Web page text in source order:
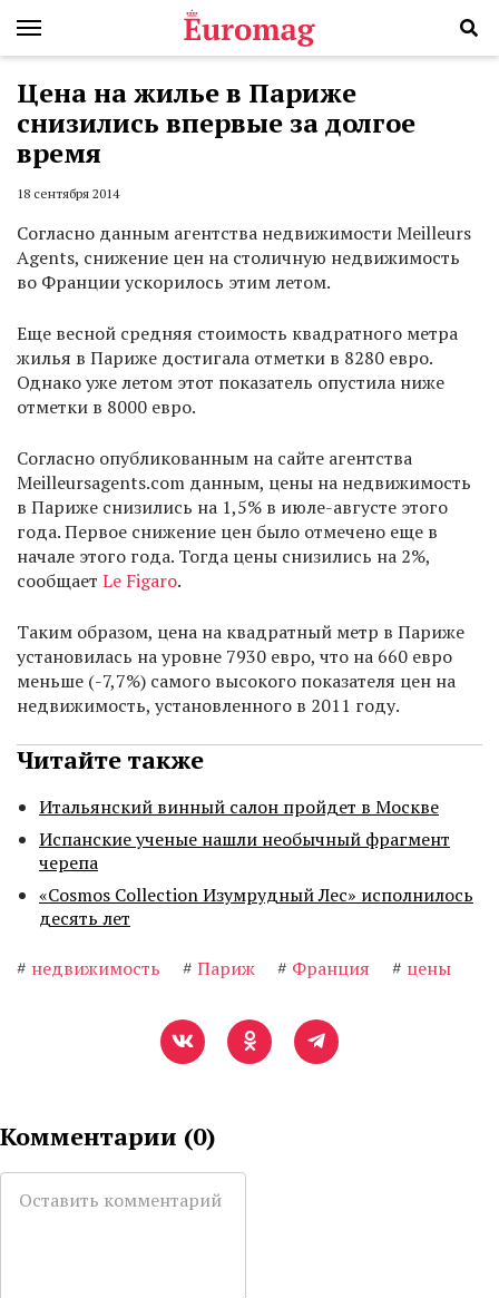
Цена на жилье в Париже
снизились впервые за долгое
время
18 сентября 2014
Согласно данным агентства недвижимости Meilleurs
Аgents, снижение цен на столичную недвижимость
во Франции ускорилось этим летом.
Еще весной средняя стоимость квадратного метра
жилья в Париже достигала отметки в 8280 евро.
Однако уже летом этот показатель опустила ниже
отметки в 8000 евро.
Согласно опубликованным на сайте агентства
Meilleursagents.com данным, цены на недвижимость
в Париже снизились на 1,5% в июле-августе этого
года. Первое снижение цен было отмечено еще в
начале этого года. Тогда цены снизились на 2%,
сообщает Le Figaro.
Таким образом, цена на квадратный метр в Париже
установилась на уровне 7930 евро, что на 660 евро
меньше (-7,7%) самого высокого показателя цен на
недвижимость, установленного в 2011 году.
Читайте также
Итальянский винный салон пройдет в Москве
Испанские ученые нашли необычный фрагмент
черепа
«Cosmos Collection Изумрудный Лес» исполнилось
десять лет
# недвижимость # Париж # Франция # цены
Комментарии (0)